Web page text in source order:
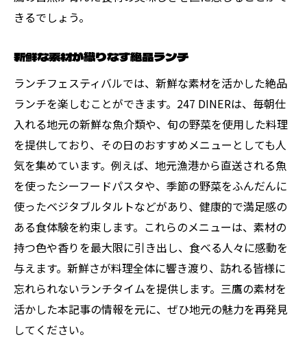
きるでしょう。
新鮮な素材が織りなす絶品ランチ
ランチフェスティバルでは、新鮮な素材を活かした絶品
ランチを楽しむことができます。247 DINERは、毎朝仕
入れる地元の新鮮な魚介類や、旬の野菜を使用した料理
を提供しており、その日のおすすめメニューとしても人
気を集めています。例えば、地元漁港から直送される魚
を使ったシーフードパスタや、季節の野菜をふんだんに
使ったベジタブルタルトなどがあり、健康的で満足感の
ある食体験を約束します。これらのメニューは、素材の
持つ色や香りを最大限に引き出し、食べる人々に感動を
与えます。新鮮さが料理全体に響き渡り、訪れる皆様に
忘れられないランチタイムを提供します。三鷹の素材を
活かした本記事の情報を元に、ぜひ地元の魅力を再発見
してください。